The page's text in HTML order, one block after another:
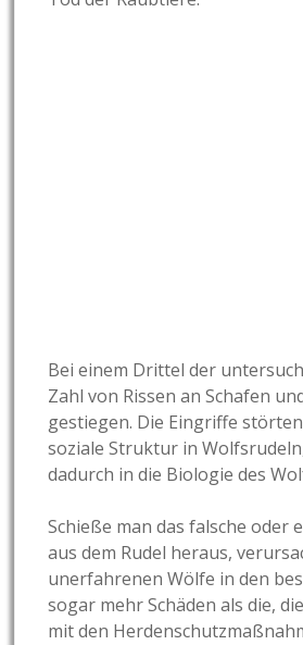
Bei einem Drittel der
Zahl von Rissen an Schafen
gestiegen. Die Eingriffe
soziale Struktur in
dadurch in die Biologie des
Schieße man das falsche oder
aus dem Rudel heraus,
unerfahrenen Wölfe in den
sogar mehr Schäden als die,
mit den